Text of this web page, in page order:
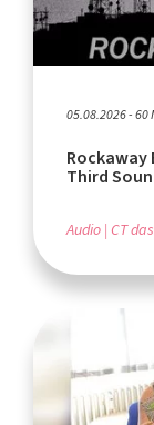
05.08.2026 - 60
Rockaway
Third
Audio CT